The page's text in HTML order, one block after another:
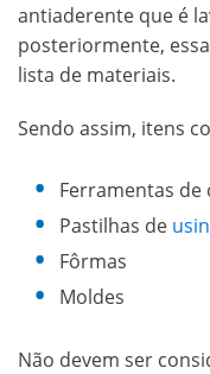
antiaderente que é
posteriormente,
lista de materiais.
Sendo assim, itens
Ferramentas de
Pastilhas de
Fôrmas
Moldes
Não devem ser